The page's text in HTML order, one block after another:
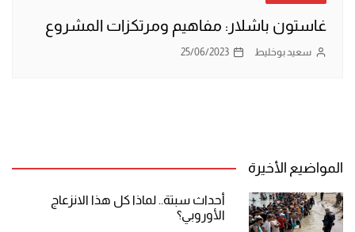
غاستون باشلار: مفاهيم ومرتكزات المشروع
سعيد بوخليط 25/06/2023
المواضيع الأخيرة
أحداث سبتة.. لماذا كل هذا الانزعاج
الأوروبي؟